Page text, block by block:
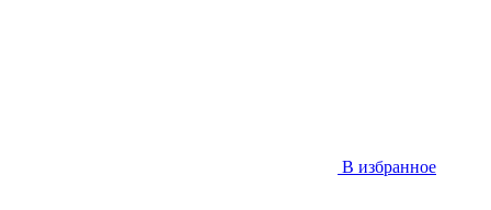
В избранное